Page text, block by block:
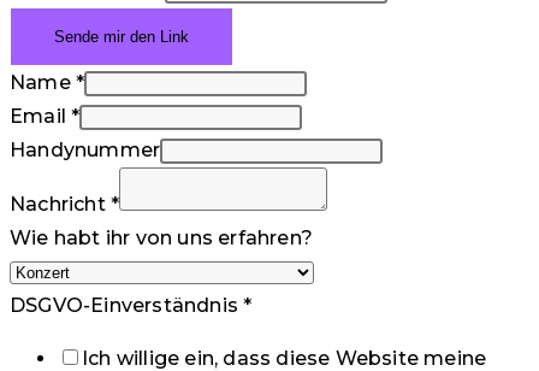
Name *
Email*
Handynummer
Nachricht *
Wie habt ihr von uns erfahren?
DSGVO-Einverständnis*
Ich willige ein, dass diese Website meine